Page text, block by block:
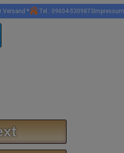
Versand * Tel.: 09604-5309873 Impressum